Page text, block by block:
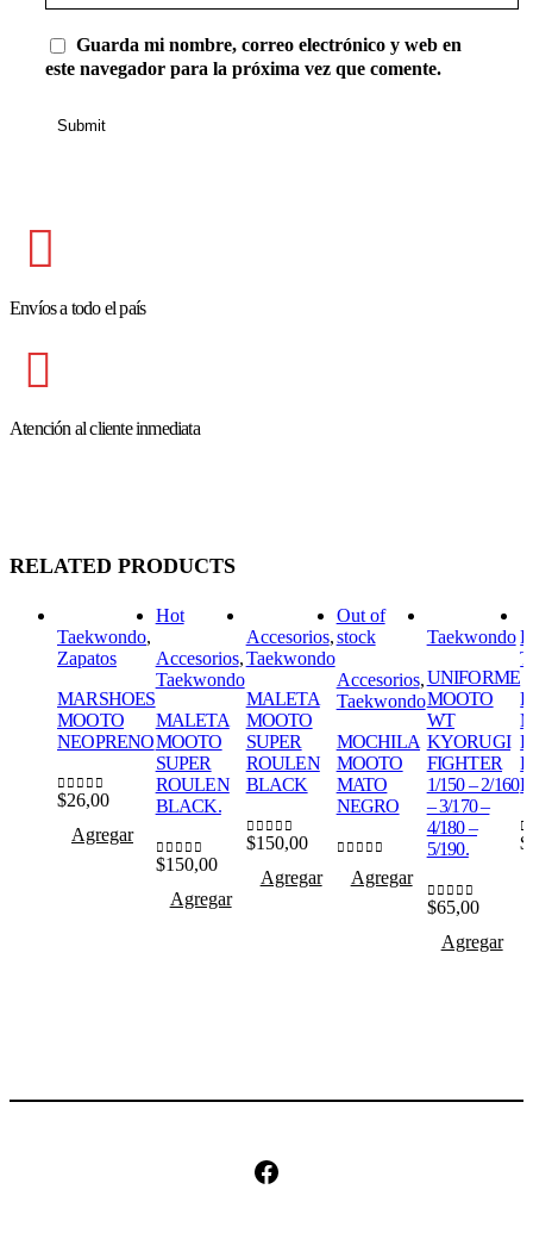
Guarda mi nombre, correo electrónico y web en
este navegador para la próxima vez que comente.
Envíos a todo el país
Atención al cliente inmediata
RELATED PRODUCTS
Taekwondo,
Zapatos
MARSHOES
MOOTO
NEOPRENO
0out of 5
$26,00
Agregar
Hot
Accesorios,
Taekwondo
MALETA
MOOTO
SUPER
ROULEN
BLACK.
0out of 5
$150,00
Agregar
Accesorios,
Taekwondo
MALETA
MOOTO
SUPER
ROULEN
BLACK
0out of 5
$150,00
Agregar
Out of
stock
Accesorios,
Taekwondo
MOCHILA
MOOTO
MATO
NEGRO
Agregar
Taekwondo
UNIFORME
MOOTO
WT
KYORUGI
FIGHTER
1/150 – 2/160
– 3/170 –
4/180 –
5/190.
0out of 5
$65,00
Agregar
0$
Facebook